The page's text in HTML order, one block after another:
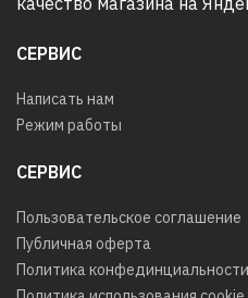
СЕРВИС
Написать нам
Режим работы
СЕРВИС
Пользовательское соглашение
Публичная оферта
Политика конфединциальности